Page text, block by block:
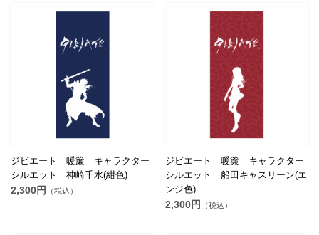
ジビエート 暖簾 キャラクター
シルエット 神崎千水(紺色)
2,300円 （税込）
ジビエート 暖簾 キャラクター
シルエット 船田キャスリーン(エ
ンジ色)
2,300円 （税込）